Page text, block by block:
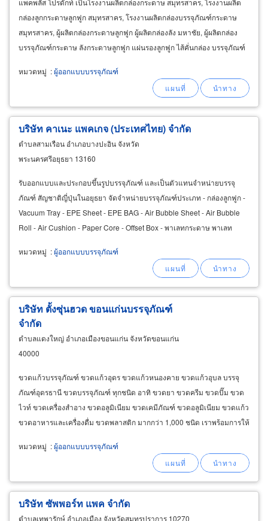
กล่องลูกกระดาษลูกฟูก สมุทรสาคร, โรงงานผลิตกล่องบรรจุภัณฑ์กระดาษ
สมุทรสาคร, ผู้ผลิตกล่องกระดาษลูกฟูก ผู้ผลิตกล่องลัง มหาชัย, ผู้ผลิตกล่อง
บรรจุภัณฑ์กระดาษ ลังกระดาษลูกฟูก แผ่นรองลูกฟูก ไส้คั่นกล่อง บรรจุภัณฑ์
หมวดหมู่ :ผู้ออกแบบบรรจุภัณฑ์
บริษัท คาเนะ แพคเกจ (ประเทศไทย) จำกัด
ตำบลสามเรือน อำเภอบางปะอิน จังหวัด
พระนครศรีอยุธยา 13160
รับออกแบบและประกอบขึ้นรูปบรรจุภัณฑ์ และเป็นตัวแทนจำหน่ายบรรจุ
ภัณฑ์ สัญชาติญี่ปุ่นในอยุธยา จัดจำหน่ายบรรจุภัณฑ์ประเภท - กล่องลูกฟูก -
Vacuum Tray - EPE Sheet - EPE BAG - Air Bubble Sheet - Air Bubble
Roll - Air Cushion - Paper Core - Offset Box - พาเลทกระดาษ พาเลท
หมวดหมู่ :ผู้ออกแบบบรรจุภัณฑ์
บริษัท ตั้งซุ่นฮวด ขอนแก่นบรรจุภัณฑ์
จำกัด
ตำบลแดงใหญ่ อำเภอเมืองขอนแก่น จังหวัดขอนแก่น
40000
ขวดแก้วบรรจุภัณฑ์ ขวดแก้วอุดร ขวดแก้วหนองคาย ขวดแก้วอุบล บรรจุ
ภัณฑ์อุดรธานี ขวดบรรจุภัณฑ์ ทุกชนิด อาทิ ขวดยา ขวดครีม ขวดปั๊ม ขวด
ไวท์ ขวดเครื่องสำอาง ขวดอลูมิเนียม ขวดเคมีภัณฑ์ ขวดอลูมิเนียม ขวดแก้ว
ขวดอาหารและเครื่องดื่ม ขวดพลาสติก มากกว่า 1,000 ชนิด เราพร้อมการให้
หมวดหมู่ :ผู้ออกแบบบรรจุภัณฑ์
บริษัท ซัพพอร์ท แพค จำกัด
ตำบลเทพารักษ์ อำเภอเมือง จังหวัดสมุทรปราการ 10270